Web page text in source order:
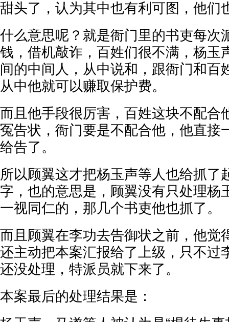
甜头了，认为其中也有利可图，他们
什么意思呢？就是衙门里的书吏每次
钱，借机敲诈，百姓们很不满，杨玉
间的中间人，从中说和，跟衙门和百
从中他就可以赚取保护费。
而且他手段很厉害，百姓这块不配合
冤告状，衙门要是不配合他，他直接
给告了。
所以顾翼这才把杨玉声等人也给抓了
字，也的意思是，顾翼没有只处理杨
一视同仁的，那几个书吏他也抓了。
而且顾翼在李功去告御状之前，他觉
还主动把本案汇报给了上级，只不过
还没处理，特派员就下来了。
本案最后的处理结果是：